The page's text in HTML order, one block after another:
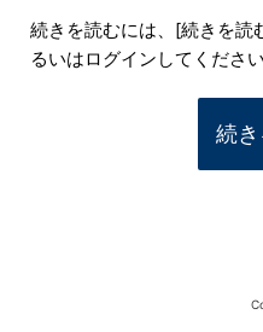
続きを読むには、[続きを読
るいはログインしてください
続